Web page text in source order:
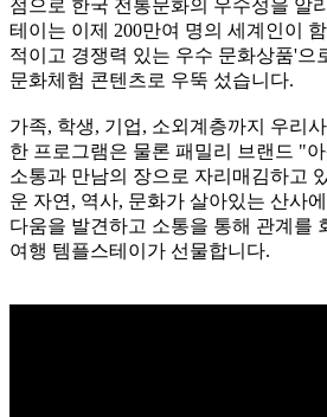
점으로 한국 전통문화의 우수성을 알
테이는 이제 200만여 명의 세계인이
적이고 경쟁력 있는 우수 문화상품'으
문화체험 콘텐츠로 우뚝 섰습니다.
가족, 학생, 기업, 소외계층까지 우리
한 프로그램은 물론 패밀리 브랜드 "
소통과 만남의 장으로 자리매김하고
운 자연, 역사, 문화가 살아있는 산사
다움을 발견하고 소통을 통해 관계를
여행 템플스테이가 선물합니다.